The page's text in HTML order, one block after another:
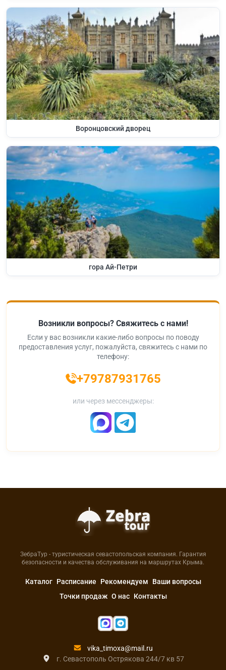
Воронцовский дворец
гора Ай-Петри
Возникли вопросы? Свяжитесь с нами!
Если у вас возникли какие-либо вопросы по поводу
предоставления услуг, пожалуйста, свяжитесь с нами по
телефону:
+79787931765
или через мессенджеры:
ЗебраТур - туристическая севастопольская компания. Гарантия
безопасности и качества обслуживания на маршрутах Крыма.
Каталог Расписание Рекомендуем
Ваши вопросы
Точки продаж О нас Контакты
vika_timoxa@mail.ru
г. Севастополь Острякова 244/7 кв 57